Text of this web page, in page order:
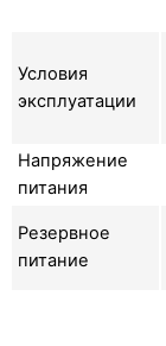
Условия
эксплуатации
Напряжение
питания
Резервное
питание